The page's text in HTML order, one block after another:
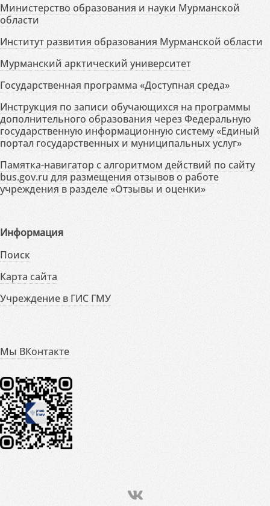
Министерство образования и науки Мурманской
области
Институт развития образования Мурманской области
Мурманский арктический университет
Государственная программа «Доступная среда»
Инструкция по записи обучающихся на программы
дополнительного образования через Федеральную
государственную информационную систему «Единый
портал государственных и муниципальных услуг»
Памятка-навигатор с алгоритмом действий по сайту
bus.gov.ru для размещения отзывов о работе
учреждения в разделе «Отзывы и оценки»
Информация
Поиск
Карта сайта
Учреждение в ГИС ГМУ
Мы ВКонтакте